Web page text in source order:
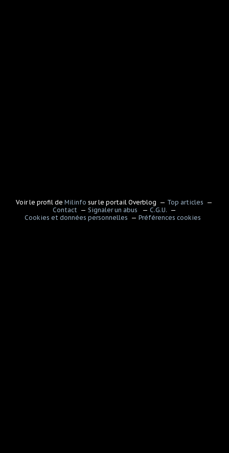
Voir le profil deMilinfo sur le portail Overblog
Top articles
Contact
Signaler un abus
C.G.U.
Cookies et données personnelles
Préférences cookies